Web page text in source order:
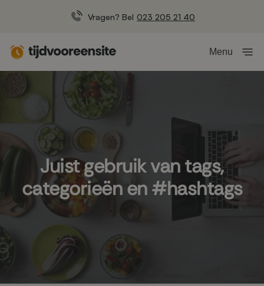
Vragen? Bel 023 205 21 40
Menu
Juist gebruik van tags,
categorieën en #hashtags